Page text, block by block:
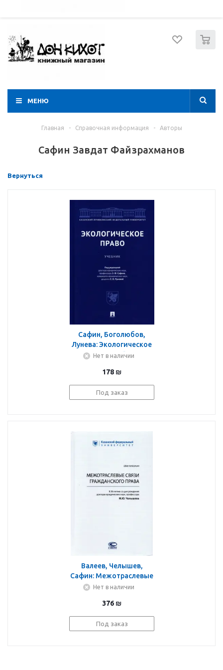
МЕНЮ
Главная - Справочная информация - Авторы
Сафин Завдат Файзрахманов
Вернуться
Сафин, Боголюбов,
Лунева: Экологическое
право. Учебник
Нет в наличии
178 ₪
Под заказ
Валеев, Челышев,
Сафин: Межотраслевые
связи гражданского
Нет в наличии
376 ₪
Под заказ